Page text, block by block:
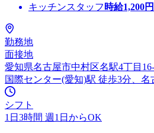
キッチンスタッフ 時給1,200
勤務地
面接地
愛知県名古屋市中村区名駅4丁目
国際センター(愛知)駅 徒歩3分、名
シフト
1日3時間 週1日からOK